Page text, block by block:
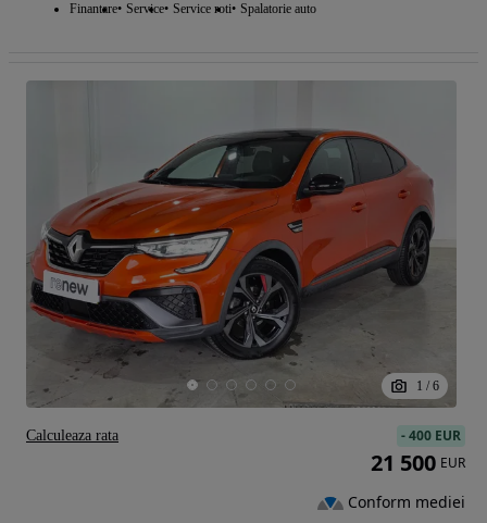
Finantare Service Service roti Spalatorie auto
1 / 6
-400 EUR
21 500 EUR
Conform mediei
Calculeaza rata